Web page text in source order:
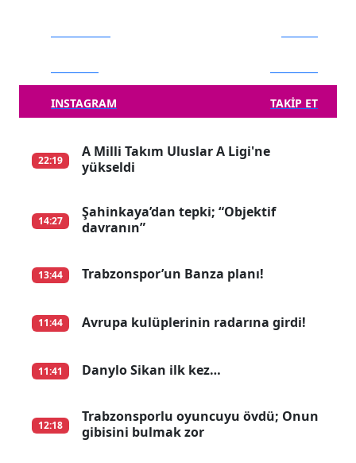
INSTAGRAM TAKIP ET
22:19
A Milli Takım Uluslar A Ligi'ne
yükseldi
14:27
Şahinkaya’dan tepki; “Objektif
davranın”
13:44 Trabzonspor’un Banza planı!
11:44 Avrupa kulüplerinin radarına girdi!
11:41 Danylo Sikan ilk kez…
12:18
Trabzonsporlu oyuncuyu övdü; Onun
gibisini bulmak zor